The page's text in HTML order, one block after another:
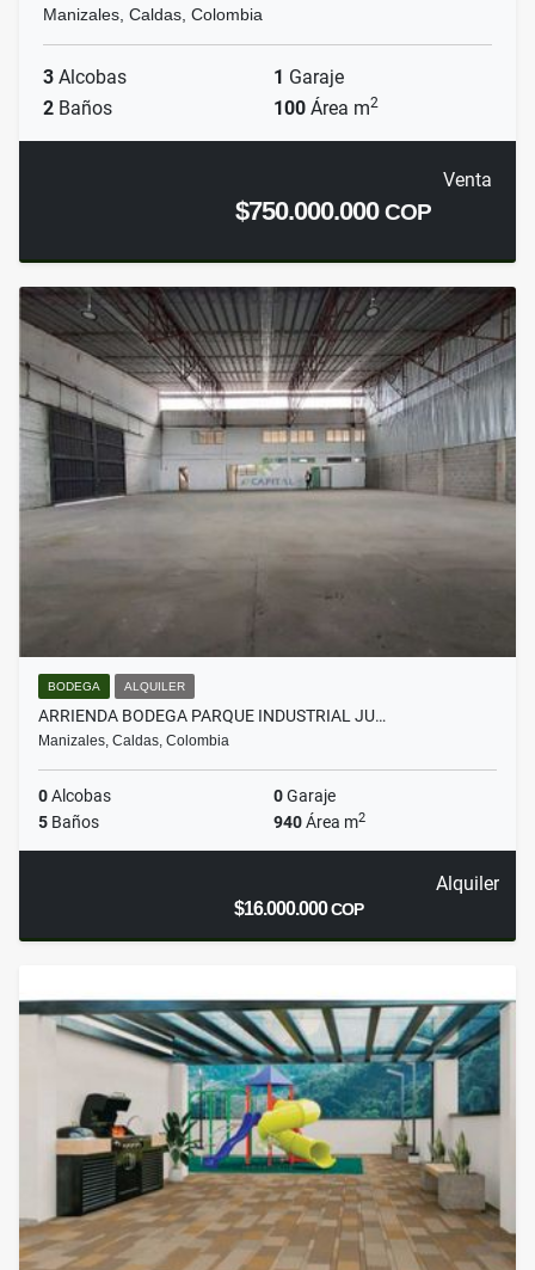
Manizales, Caldas, Colombia
3 Alcobas 1 Garaje
2 Baños 100 Área m2
Venta
$750.000.000COP
BODEGA ALQUILER
ARRIENDA BODEGA PARQUE INDUSTRIAL JU…
Manizales, Caldas, Colombia
0Alcobas 0Garaje
5 Baños 940Área m2
Alquiler
$16.000.000COP